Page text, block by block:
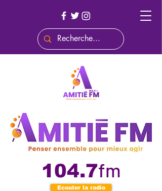
104.7fm
Ecouter la radio